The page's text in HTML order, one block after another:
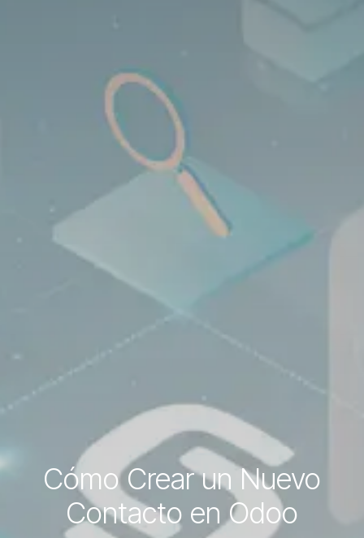
Cómo Crear un Nuevo
Contacto en Odoo